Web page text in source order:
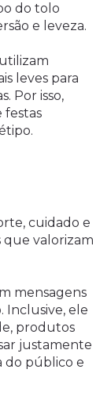
do tolo
e leveza.
leves para
Por isso,
festas
cuidado e
que valorizam
mensagens
Inclusive, ele
produtos
justamente
do público e